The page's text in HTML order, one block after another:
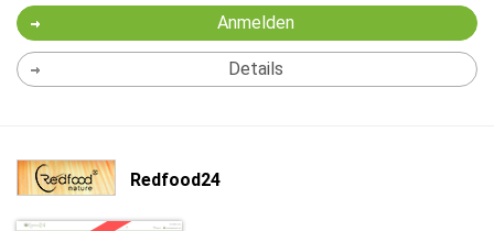
Anmelden
Details
Redfood24